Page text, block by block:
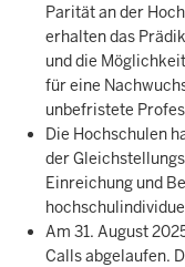
Parität an der
erhalten das
und die
für eine
unbefristete
Die Hochschulen
der
Einreichung und
Am 31. August
Calls abgelaufen.